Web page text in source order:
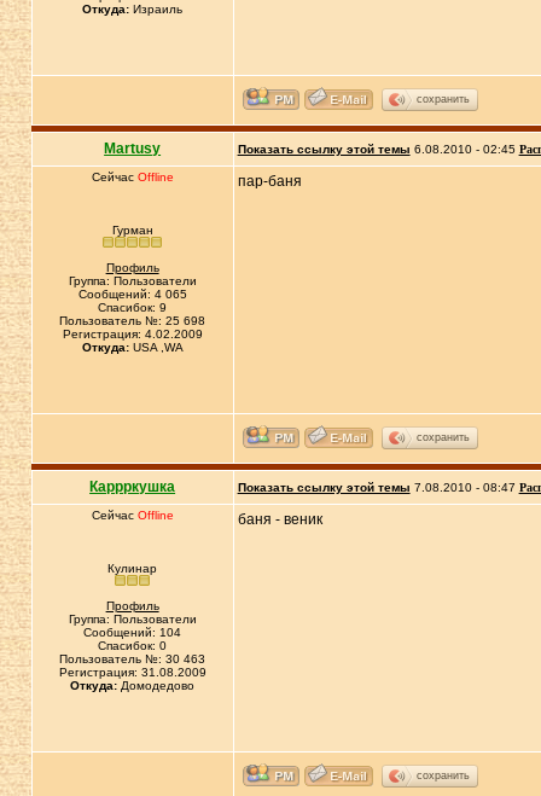
Откуда: Израиль
сохранить
Martusy Показать ссылку этой темы 6.08.2010 - 02:45
Сейчас Offline
Гурман
Профиль
Группа: Пользователи
Сообщений: 4 065
Спасибок: 9
Пользователь №: 25 698
Регистрация: 4.02.2009
Откуда:USA ,WA
пар-баня
сохранить
Каррркушка Показать ссылку этой темы 7.08.2010 - 08:47
Сейчас Offline
Кулинар
Профиль
Группа: Пользователи
Сообщений: 104
Спасибок: 0
Пользователь №: 30 463
Регистрация: 31.08.2009
Откуда: Домодедово
баня - веник
сохранить